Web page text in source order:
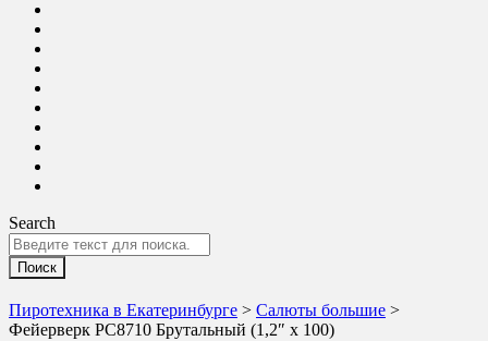
Search
Пиротехника в Екатеринбурге > Салюты большие >
Фейерверк РС8710 Брутальный (1,2″ х 100)